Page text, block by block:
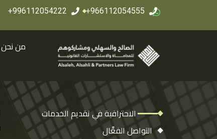
966112054555+
996112054222+
من نحن
الاحترافية في تقديم الخدمات
التواصل الفعَّال